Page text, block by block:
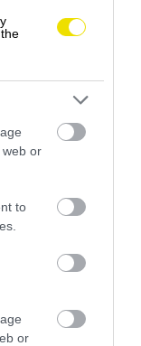
web or
to
or